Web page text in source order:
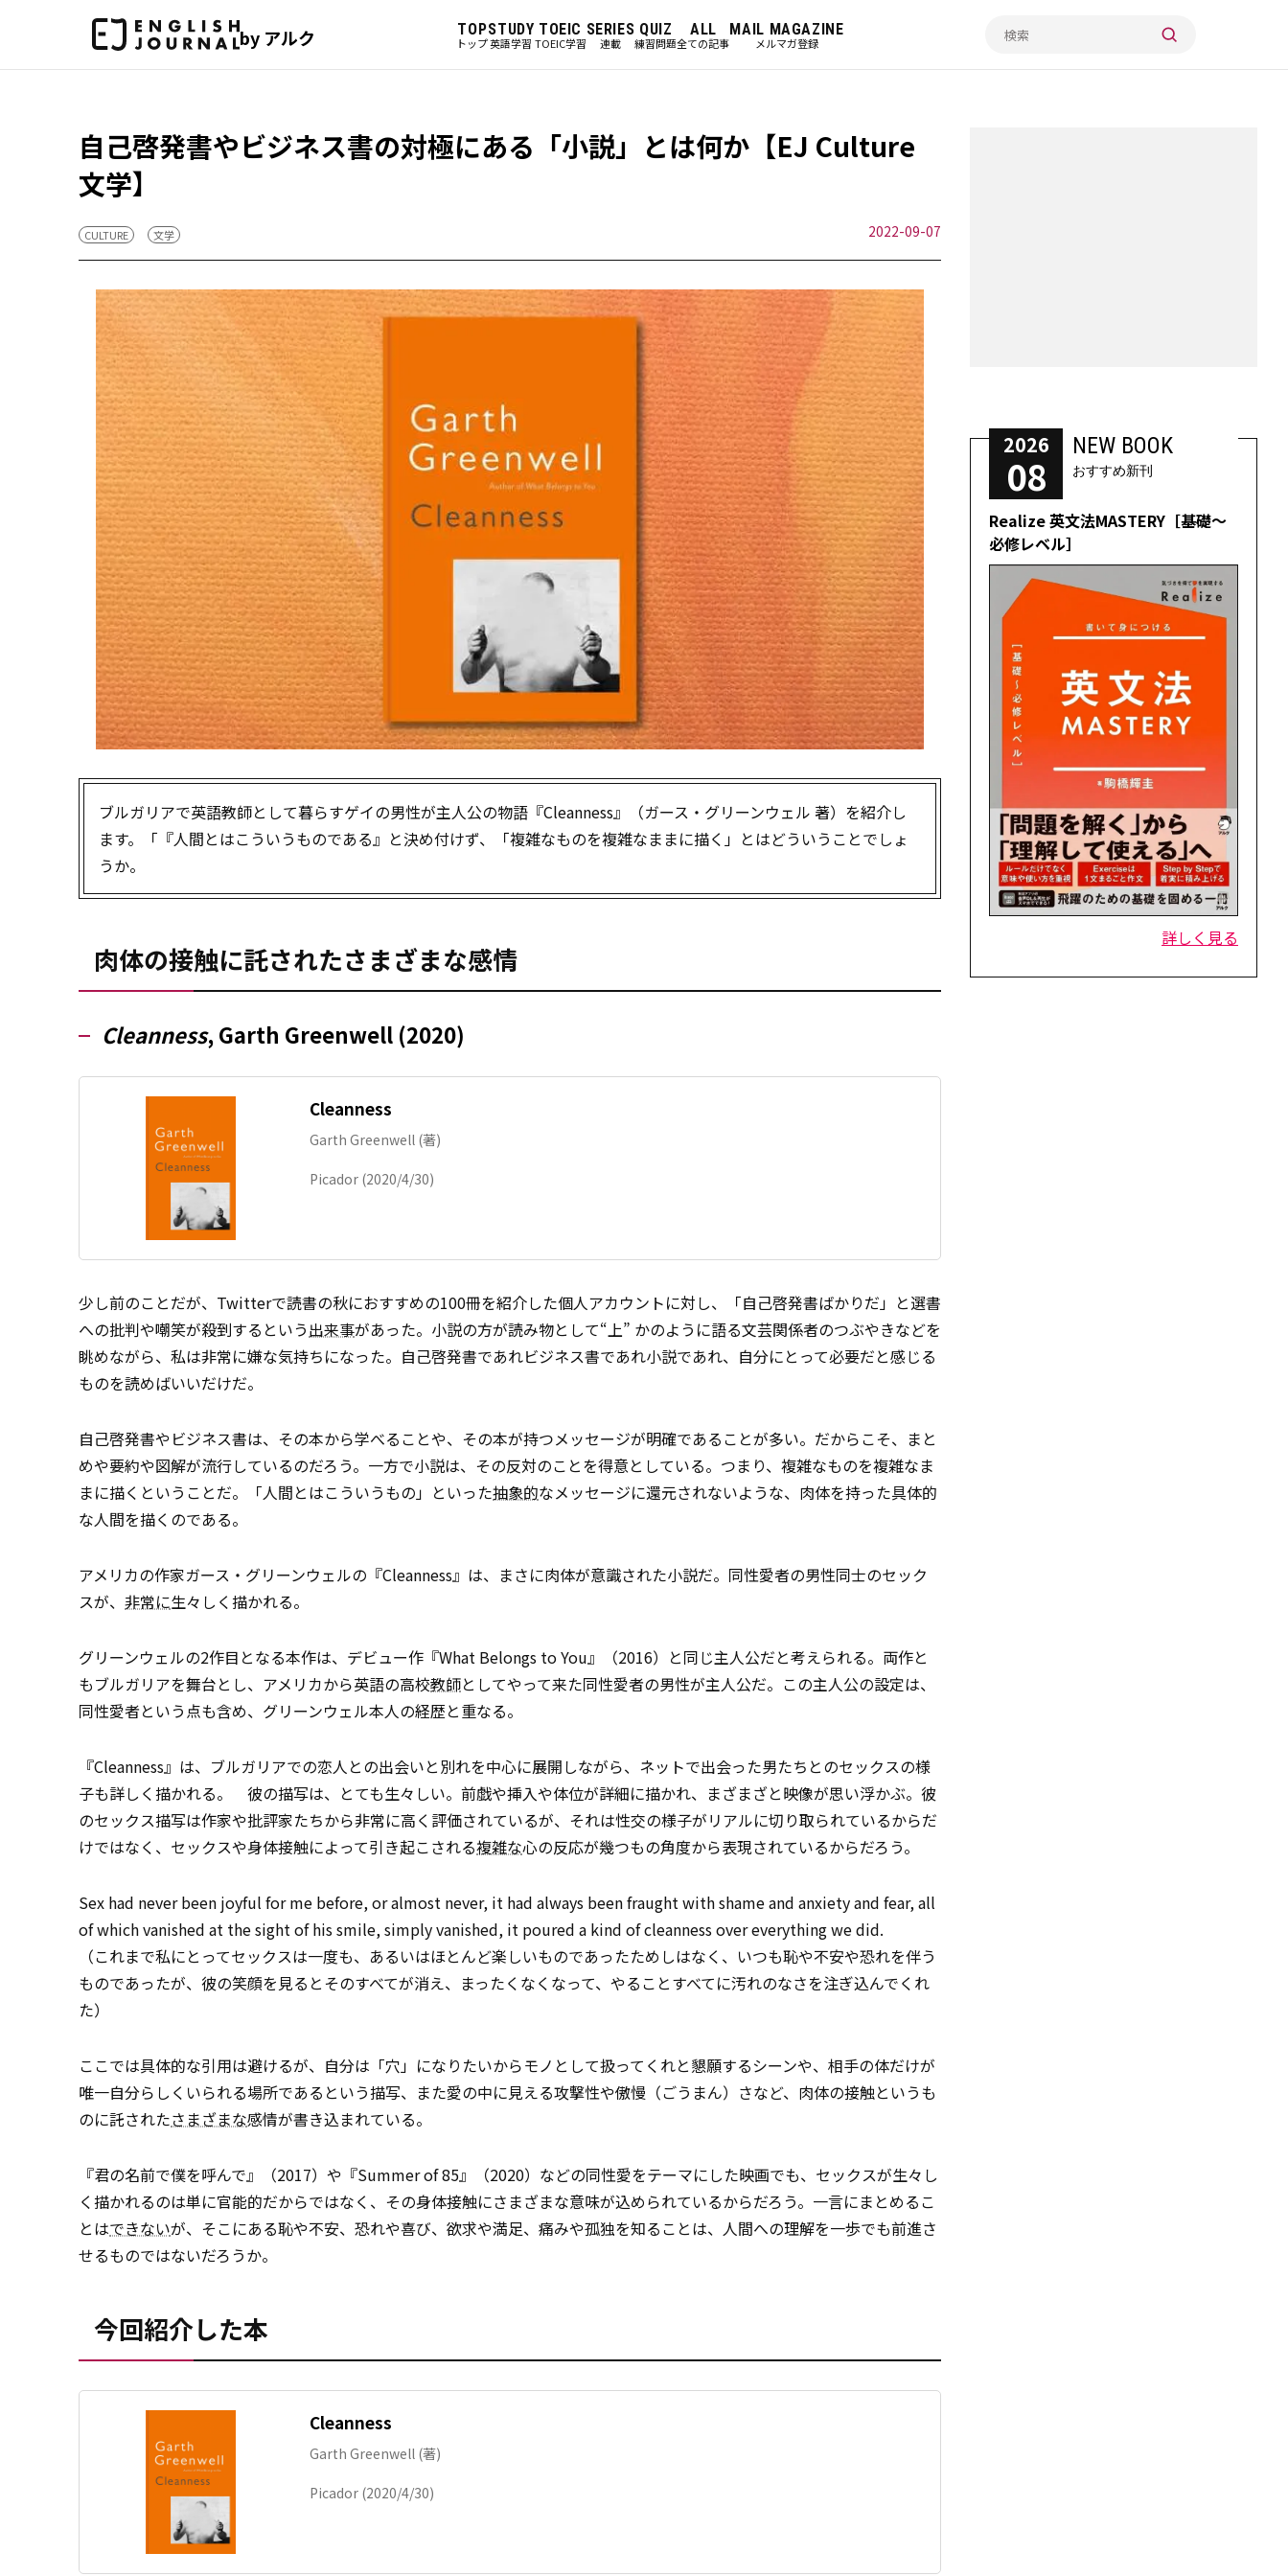
by アルク TOP
トップ
STUDY
英語学習
TOEIC
TOEIC学習
SERIES
連載
QUIZ
練習問題
ALL
全ての記事
MAIL MAGAZINE
メルマガ登録
自己啓発書やビジネス書の対極にある「小説」とは何か【EJ Culture
文学】
CULTURE 文学 2022-09-07
ブルガリアで英語教師として暮らすゲイの男性が主人公の物語『Cleanness』（ガース・グリーンウェル 著）を紹介し
ます。「『人間とはこういうものである』と決め付けず、「複雑なものを複雑なままに描く」とはどういうことでしょ
うか。
肉体の接触に託されたさまざまな感情
Cleanness, Garth Greenwell (2020)
Cleanness
Garth Greenwell (著)
Picador (2020/4/30)
少し前のことだが、Twitterで読書の秋におすすめの100冊を紹介した個人アカウントに対し、「自己啓発書ばかりだ」と選書
への批判や嘲笑が殺到するという出来事があった。小説の方が読み物として“上” かのように語る文芸関係者のつぶやきなどを
眺めながら、私は非常に嫌な気持ちになった。自己啓発書であれビジネス書であれ小説であれ、自分にとって必要だと感じる
ものを読めばいいだけだ。
自己啓発書やビジネス書は、その本から学べることや、その本が持つメッセージが明確であることが多い。だからこそ、まと
めや要約や図解が流行しているのだろう。一方で小説は、その反対のことを得意としている。つまり、複雑なものを複雑なま
まに描くということだ。「人間とはこういうもの」といった抽象的なメッセージに還元されないような、肉体を持った具体的
な人間を描くのである。
アメリカの作家ガース・グリーンウェルの『Cleanness』は、まさに肉体が意識された小説だ。同性愛者の男性同士のセック
スが、 非常に生々しく描かれる。
グリーンウェルの2作目となる本作は、デビュー作『What Belongs to You』（2016）と同じ主人公だと考えられる。両作と
もブルガリアを舞台とし、アメリカから英語の高校教師としてやって来た同性愛者の男性が主人公だ。この主人公の設定は、
同性愛者という点も含め、グリーンウェル本人の経歴と重なる。
『Cleanness』は、ブルガリアでの恋人との出会いと別れを中心に展開しながら、ネットで出会った男たちとのセックスの様
子も詳しく描かれる。 彼の描写は、とても生々しい。前戯や挿入や体位が詳細に描かれ、まざまざと映像が思い浮かぶ。彼
のセックス描写は作家や批評家たちから非常に高く評価されているが、それは性交の様子がリアルに切り取られているからだ
けではなく、セックスや身体接触によって引き起こされる複雑な心の反応が幾つもの角度から表現されているからだろう。
Sex had never been joyful for me before, or almost never, it had always been fraught with shame and anxiety and fear, all
of which vanished at the sight of his smile, simply vanished, it poured a kind of cleanness over everything we did.
（これまで私にとってセックスは一度も、あるいはほとんど楽しいものであったためしはなく、いつも恥や不安や恐れを伴う
ものであったが、彼の笑顔を見るとそのすべてが消え、まったくなくなって、やることすべてに汚れのなさを注ぎ込んでくれ
た）
ここでは具体的な引用は避けるが、自分は「穴」になりたいからモノとして扱ってくれと懇願するシーンや、相手の体だけが
唯一自分らしくいられる場所であるという描写、また愛の中に見える攻撃性や傲慢（ごうまん）さなど、肉体の接触というも
のに託されたさまざまな感情が書き込まれている。
『君の名前で僕を呼んで』（2017）や『Summer of 85』（2020）などの同性愛をテーマにした映画でも、セックスが生々し
く描かれるのは単に官能的だからではなく、その身体接触にさまざまな意味が込められているからだろう。一言にまとめるこ
とはできないが、そこにある恥や不安、恐れや喜び、欲求や満足、痛みや孤独を知ることは、人間への理解を一歩でも前進さ
せるものではないだろうか。
今回紹介した本
Cleanness
Garth Greenwell (著)
Picador (2020/4/30)
2026
08
NEW BOOK
おすすめ新刊
Realize 英文法MASTERY［基礎～
必修レベル］
詳しく見る